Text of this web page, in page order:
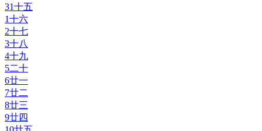
31十五
1十六
2十七
3十八
4十九
5二十
6廿一
7廿二
8廿三
9廿四